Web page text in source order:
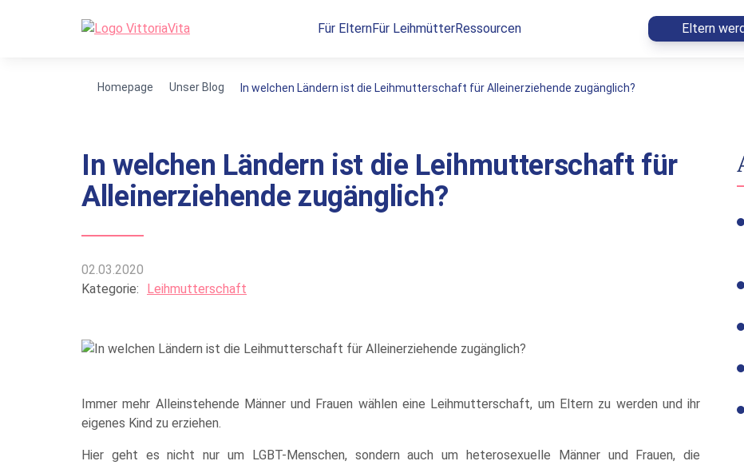
Für ElternFür LeihmütterRessourcen Eltern
Homepage Unser Blog In welchen Ländern ist die Leihmutterschaft für Alleinerziehende zugänglich?
In welchen Ländern ist die Leihmutterschaft für
Alleinerziehende zugänglich?
02.03.2020
Kategorie:
Leihmutterschaft
Immer mehr Alleinstehende Männer und Frauen wählen eine Leihmutterschaft, um Eltern zu werden und ihr
eigenes Kind zu erziehen.
Hier geht es nicht nur um LGBT-Menschen, sondern auch um heterosexuelle Männer und Frauen, die